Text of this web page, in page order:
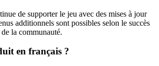
de supporter le jeu avec des mises à jour
additionnels sont possibles selon le succès
la communauté.
en français ?